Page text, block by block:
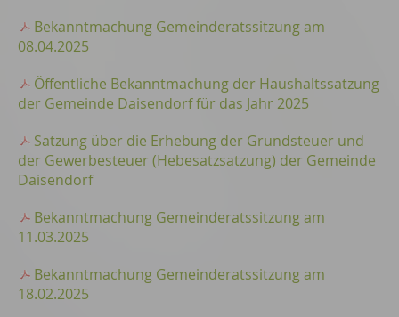
Bekanntmachung Gemeinderatssitzung am
08.04.2025
Öffentliche Bekanntmachung der Haushaltssatzung
der Gemeinde Daisendorf für das Jahr 2025
Satzung über die Erhebung der Grundsteuer und
der Gewerbesteuer (Hebesatzsatzung) der Gemeinde
Daisendorf
Bekanntmachung Gemeinderatssitzung am
11.03.2025
Bekanntmachung Gemeinderatssitzung am
18.02.2025